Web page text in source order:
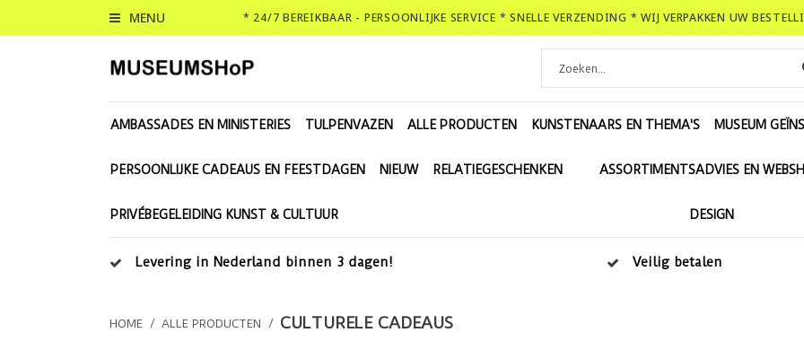
MENU * 24/7 BEREIKBAAR - PERSOONLIJKE SERVICE * SNELLE VERZENDING * WIJ VERPAKKEN UW
AMBASSADES EN MINISTERIES TULPENVAZEN ALLE PRODUCTEN KUNSTENAARS EN THEMA'S MUSEUM
PERSOONLIJKE CADEAUS EN FEESTDAGEN NIEUW RELATIEGESCHENKEN ASSORTIMENTSADVIES EN
DESIGN
PRIVÉBEGELEIDING KUNST & CULTUUR
Levering in Nederland binnen 3 dagen! Veilig betalen
HOME / ALLE PRODUCTEN / CULTURELE CADEAUS